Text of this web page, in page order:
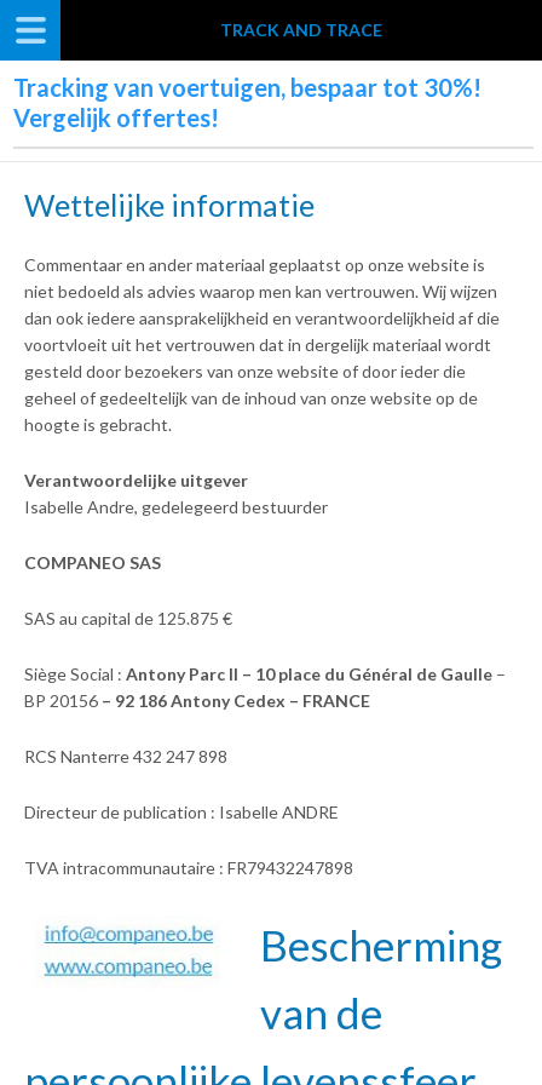
TRACK AND TRACE
Tracking van voertuigen, bespaar tot 30%!
Vergelijk offertes!
Wettelijke informatie
Commentaar en ander materiaal geplaatst op onze website is
niet bedoeld als advies waarop men kan vertrouwen. Wij wijzen
dan ook iedere aansprakelijkheid en verantwoordelijkheid af die
voortvloeit uit het vertrouwen dat in dergelijk materiaal wordt
gesteld door bezoekers van onze website of door ieder die
geheel of gedeeltelijk van de inhoud van onze website op de
hoogte is gebracht.
Verantwoordelijke uitgever
Isabelle Andre, gedelegeerd bestuurder
COMPANEO SAS
SAS au capital de 125.875 €
Siège Social : Antony Parc II – 10 place du Général de Gaulle –
BP 20156 – 92 186 Antony Cedex – FRANCE
RCS Nanterre 432 247 898
Directeur de publication : Isabelle ANDRE
TVA intracommunautaire : FR79432247898
Bescherming
van de